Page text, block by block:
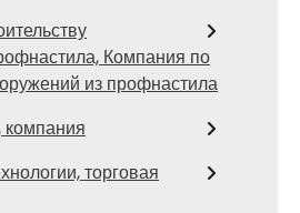
Компания по
из профнастила
компания
торговая